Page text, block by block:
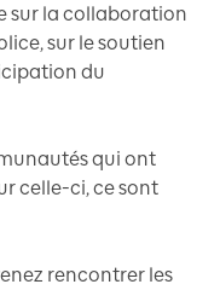
sur la collaboration
sur le soutien
du
qui ont
celle-ci, ce sont
rencontrer les